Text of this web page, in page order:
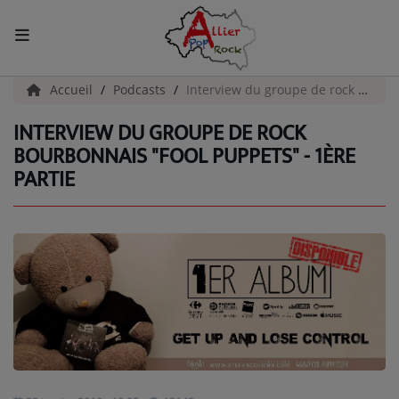
ACCUEIL
Actualités
INFOS - ALLIER
INFOS POP ROCK
La Radio
EMISSIONS
Accueil Podcasts Interview du groupe de rock bourbonnais "Fool Puppets" - 1ère Partie
INTERVIEW DU GROUPE DE ROCK
BOURBONNAIS "FOOL PUPPETS" - 1ÈRE
PARTIE